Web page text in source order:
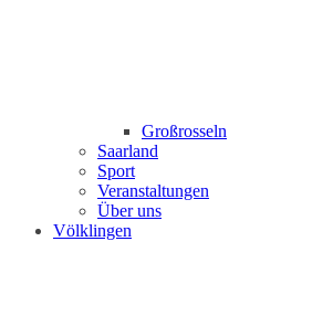
Großrosseln
Saarland
Sport
Veranstaltungen
Über uns
Völklingen